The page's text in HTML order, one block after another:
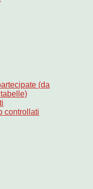
(da
controllati